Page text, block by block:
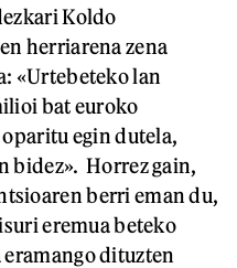
Koldo
herriarena zena
«Urtebeteko lan
bat euroko
egin dutela,
bidez». Horrez gain,
berri eman du,
eremua beteko
dituzten